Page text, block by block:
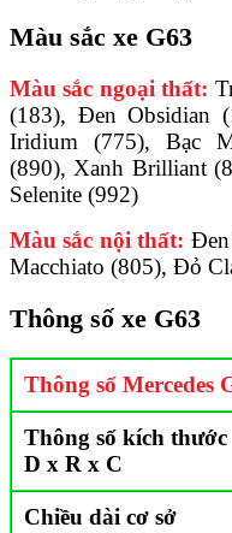
Màu sắc xe G63
Màu sắc ngoại thất:
(183), Đen Obsidian
Iridium (775), Bạc
(890), Xanh Brilliant
Selenite (992)
Màu sắc nội thất:
Macchiato (805), Đỏ
Thông số xe G63
Thông số Mercedes
Thông số kích thước
D x R x C
Chiều dài cơ sở